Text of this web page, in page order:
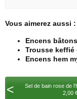
Vous aimerez aussi :
Encens
Trousse keffié
Encens hem
<
Sel de bain rose de
2,00